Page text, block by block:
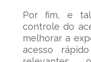
Por fim, e
controle do
melhorar a
acesso